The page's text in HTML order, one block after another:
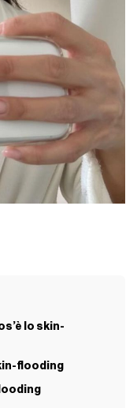
lo skin-
flooding